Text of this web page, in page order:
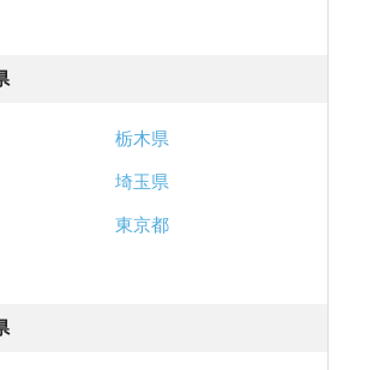
栃木県
埼玉県
東京都